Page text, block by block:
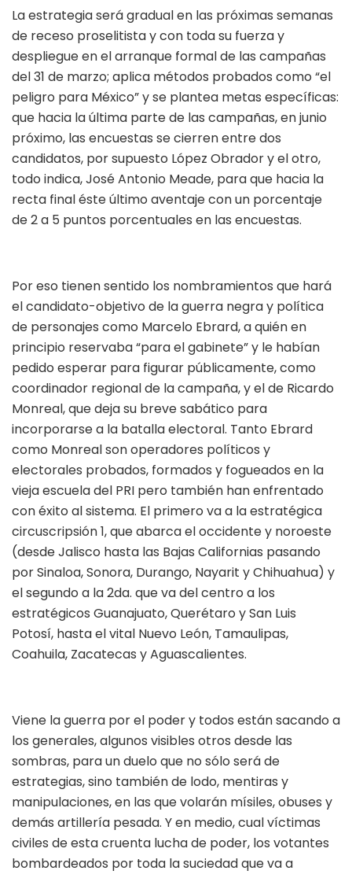
La estrategia será gradual en las próximas semanas
de receso proselitista y con toda su fuerza y
despliegue en el arranque formal de las campañas
del 31 de marzo; aplica métodos probados como “el
peligro para México” y se plantea metas específicas:
que hacia la última parte de las campañas, en junio
próximo, las encuestas se cierren entre dos
candidatos, por supuesto López Obrador y el otro,
todo indica, José Antonio Meade, para que hacia la
recta final éste último aventaje con un porcentaje
de 2 a 5 puntos porcentuales en las encuestas.
Por eso tienen sentido los nombramientos que hará
el candidato-objetivo de la guerra negra y política
de personajes como Marcelo Ebrard, a quién en
principio reservaba “para el gabinete” y le habían
pedido esperar para figurar públicamente, como
coordinador regional de la campaña, y el de Ricardo
Monreal, que deja su breve sabático para
incorporarse a la batalla electoral. Tanto Ebrard
como Monreal son operadores políticos y
electorales probados, formados y fogueados en la
vieja escuela del PRI pero también han enfrentado
con éxito al sistema. El primero va a la estratégica
circuscripsión 1, que abarca el occidente y noroeste
(desde Jalisco hasta las Bajas Californias pasando
por Sinaloa, Sonora, Durango, Nayarit y Chihuahua) y
el segundo a la 2da. que va del centro a los
estratégicos Guanajuato, Querétaro y San Luis
Potosí, hasta el vital Nuevo León, Tamaulipas,
Coahuila, Zacatecas y Aguascalientes.
Viene la guerra por el poder y todos están sacando a
los generales, algunos visibles otros desde las
sombras, para un duelo que no sólo será de
estrategias, sino también de lodo, mentiras y
manipulaciones, en las que volarán mísiles, obuses y
demás artillería pesada. Y en medio, cual víctimas
civiles de esta cruenta lucha de poder, los votantes
bombardeados por toda la suciedad que va a